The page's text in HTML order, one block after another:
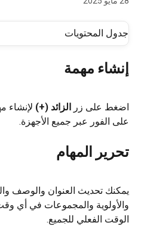
جدول المحتويات
إنشاء مهمة
اضغط على زر الزائد (+) لإنشاء
على الفور عبر جميع الأجهزة.
تحرير المهام
يمكنك تحديث العنوان والوصف
والأولوية والمجموعات في أي
الوقت الفعلي للجميع.